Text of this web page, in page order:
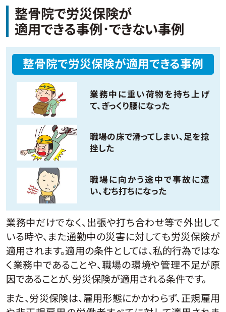
整骨院で労災保険が
適用できる事例･できない事例
整骨院で労災保険が適用できる事例
業務中に重い荷物を持ち上げ
て、ぎっくり腰になった
職場の床で滑ってしまい、足を捻
挫した
職場に向かう途中で事故に遭
い、むち打ちになった
業務中だけでなく、出張や打ち合わせ等で外出して
いる時や、また通勤中の災害に対しても労災保険が
適用されます。適用の条件としては、私的行為ではな
く業務中であることや、職場の環境や管理不足が原
因であることが、労災保険が適用される条件です。
また、労災保険は、雇用形態にかかわらず、正規雇用